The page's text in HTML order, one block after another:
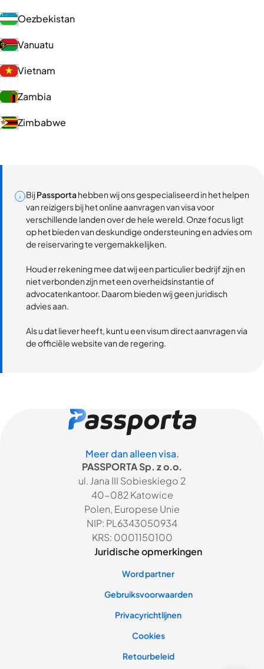
Oezbekistan
Vanuatu
Vietnam
Zambia
Zimbabwe
BijPassportahebben wij ons gespecialiseerd in het helpen
van reizigers bij het online aanvragen van visa voor
verschillende landen over de hele wereld. Onze focus ligt
op het bieden van deskundige ondersteuning en advies om
de reiservaring te vergemakkelijken.
Houd er rekening mee dat wij een particulier bedrijf zijn en
niet verbonden zijn met een overheidsinstantie of
advocatenkantoor. Daarom bieden wij geen juridisch
advies aan.
Als u dat liever heeft, kunt u een visum direct aanvragen via
de officiële website van de regering.
Meer dan alleen visa.
PASSPORTA Sp. z o.o.
ul. Jana III Sobieskiego 2
40-082 Katowice
Polen, Europese Unie
NIP: PL6343050934
KRS: 0001150100
Juridische opmerkingen
Word partner
Gebruiksvoorwaarden
Privacyrichtlijnen
Cookies
Retourbeleid